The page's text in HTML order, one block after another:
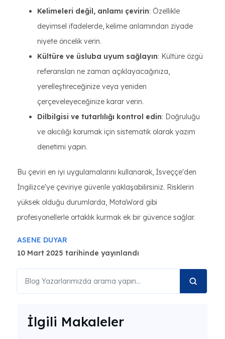
Kelimeleri değil, anlamı çevirin: Özellikle
deyimsel ifadelerde, kelime anlamından ziyade
niyete öncelik verin.
Kültüre ve üsluba uyum sağlayın: Kültüre özgü
referansları ne zaman açıklayacağınıza,
yerelleştireceğinize veya yeniden
çerçeveleyeceğinize karar verin.
Dilbilgisi ve tutarlılığı kontrol edin: Doğruluğu
ve akıcılığı korumak için sistematik olarak yazım
denetimi yapın.
Bu çeviri en iyi uygulamalarını kullanarak, İsveççe'den
İngilizce'ye çeviriye güvenle yaklaşabilirsiniz. Risklerin
yüksek olduğu durumlarda, MotaWord gibi
profesyonellerle ortaklık kurmak ek bir güvence sağlar.
ASENE DUYAR
10 Mart 2025 tarihinde yayınlandı
İlgili Makaleler